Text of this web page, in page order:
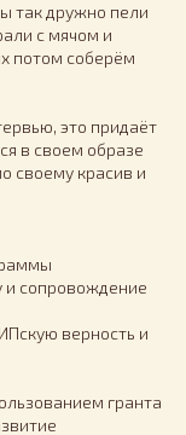
так дружно пели
с мячом и
потом соберём
это придаёт
в своем образе
своему красив и
и сопровождение
верность и
гранта